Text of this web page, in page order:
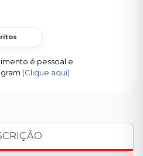
é pessoal e
(Clique aqui)